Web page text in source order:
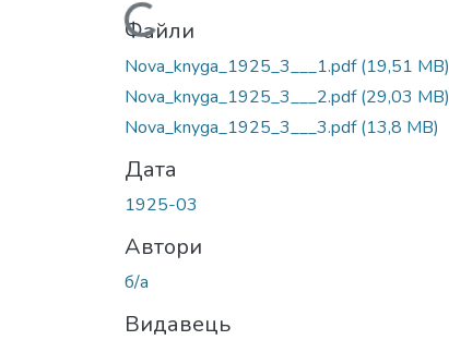
Вантажиться...
Файли
Nova_knyga_1925_3___1.pdf(19,51 MB)
Nova_knyga_1925_3___2.pdf(29,03 MB)
Nova_knyga_1925_3___3.pdf(13,8 MB)
Дата
1925-03
Автори
б/а
Видавець